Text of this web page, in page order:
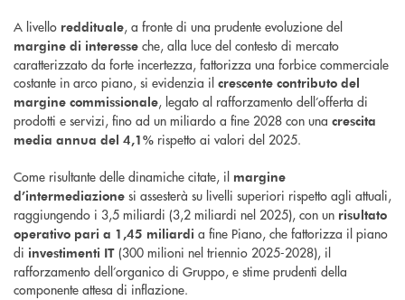
A livello reddituale, a fronte di una prudente evoluzione del
margine di interesse che, alla luce del contesto di mercato
caratterizzato da forte incertezza, fattorizza una forbice commerciale
costante in arco piano, si evidenzia il crescente contributo del
margine commissionale, legato al rafforzamento dell’offerta di
prodotti e servizi, fino ad un miliardo a fine 2028 con una crescita
media annua del 4,1% rispetto ai valori del 2025.
Come risultante delle dinamiche citate, il margine
d’intermediazione si assesterà su livelli superiori rispetto agli attuali,
raggiungendo i 3,5 miliardi (3,2 miliardi nel 2025), con un risultato
operativo pari a 1,45 miliardi a fine Piano, che fattorizza il piano
di investimenti IT (300 milioni nel triennio 2025-2028), il
rafforzamento dell’organico di Gruppo, e stime prudenti della
componente attesa di inflazione.